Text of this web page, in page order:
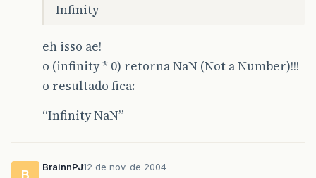
Infinity
eh isso ae!
o (infinity * 0) retorna NaN (Not a Number)!!!
o resultado fica:
“Infinity NaN”
B
BrainnPJ12 de nov. de 2004